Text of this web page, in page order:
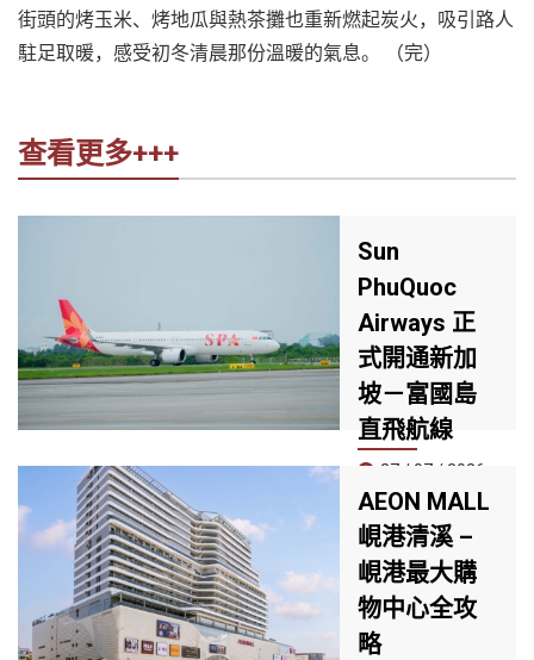
街頭的烤玉米、烤地瓜與熱茶攤也重新燃起炭火，吸引路人
駐足取暖，感受初冬清晨那份溫暖的氣息。 （完）
查看更多+++
Sun
PhuQuoc
Airways 正
式開通新加
坡－富國島
直飛航線
27 / 07 / 2026
PhuQuoc
Airways（SPA）
正式開通新加坡－
富國島直飛航線，
這是航空公司開航
AEON MALL
峴港清溪 –
峴港最大購
物中心全攻
略